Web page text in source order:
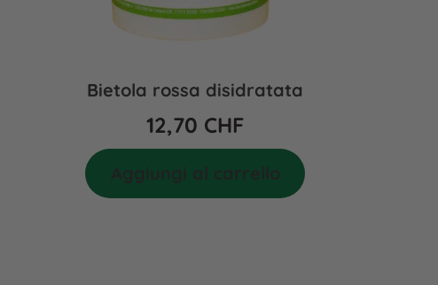
Bietola rossa disidratata
12,70 CHF